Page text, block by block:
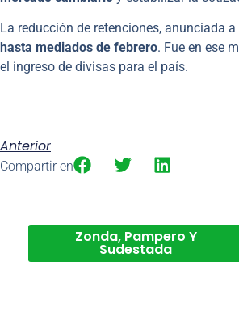
La reducción de retenciones, anunciada a
hasta mediados de febrero. Fue en ese
el ingreso de divisas para el país.
Anterior
Compartir en
Zonda, Pampero Y
Sudestada